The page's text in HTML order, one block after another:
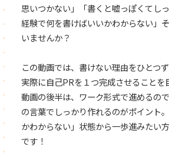
思いつかない」「書くと嘘っぽくてし
経験で何を書けばいいかわからない」――
いませんか？
この動画では、書けない理由をひとつず
実際に自己PRを１つ完成させることを
動画の後半は、ワーク形式で進めるの
の言葉でしっかり作れるのがポイント
かわからない」状態から一歩進みたい
です！